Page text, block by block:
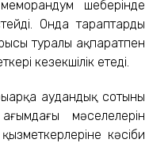
шеңберінде
Онда тараптарды
туралы ақпаратпен
кезекшілік етеді.
аудандық сотының
мәселелерін
кәсіби